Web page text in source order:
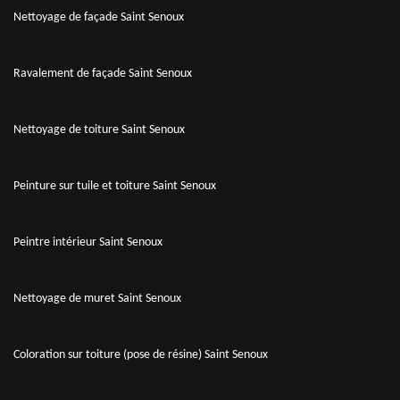
Nettoyage de façade Saint Senoux
Ravalement de façade Saint Senoux
Nettoyage de toiture Saint Senoux
Peinture sur tuile et toiture Saint Senoux
Peintre intérieur Saint Senoux
Nettoyage de muret Saint Senoux
Coloration sur toiture (pose de résine) Saint Senoux